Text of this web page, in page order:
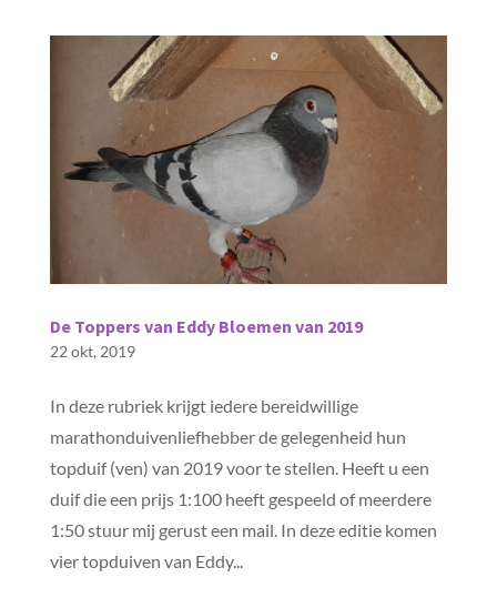
De Toppers van Eddy Bloemen van 2019
22 okt, 2019
In deze rubriek krijgt iedere bereidwillige
marathonduivenliefhebber de gelegenheid hun
topduif (ven) van 2019 voor te stellen. Heeft u een
duif die een prijs 1:100 heeft gespeeld of meerdere
1:50 stuur mij gerust een mail. In deze editie komen
vier topduiven van Eddy...